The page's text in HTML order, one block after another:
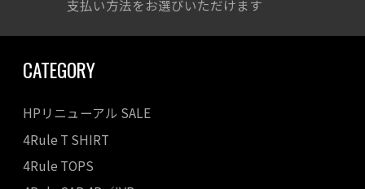
支払い方法をお選びいただけます
CATEGORY
HPリニューアル SALE
4Rule T SHIRT
4Rule TOPS